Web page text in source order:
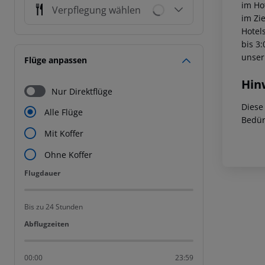
Verpflegung wählen
Flüge anpassen
Nur Direktflüge
Alle Flüge
Mit Koffer
Ohne Koffer
Flugdauer
Flugdauer
Bis zu 24 Stunden
Abflugzeiten
Abflugzeiten
00:00 23:59
im
im
bis